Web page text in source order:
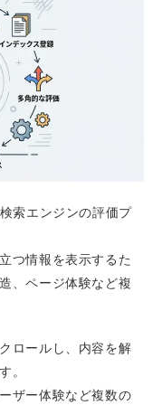
索エンジンの評価プ
つ情報を表示するた
、ページ体験など複
ロールし、内容を解
。
ザー体験など複数の